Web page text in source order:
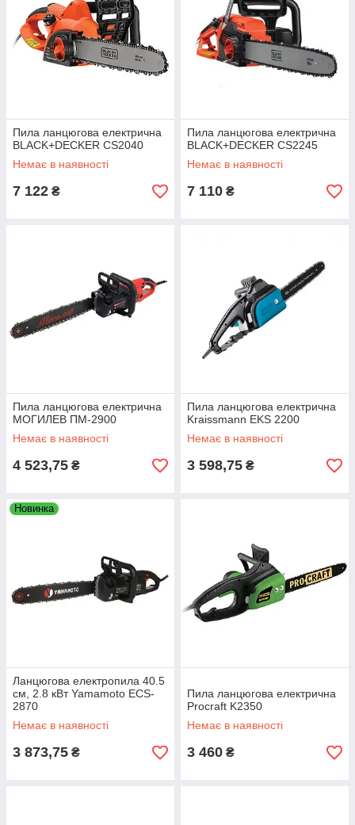
Пила ланцюгова електрична
BLACK+DECKER CS2040
Немає в наявності
7 122 ₴
Пила ланцюгова електрична
BLACK+DECKER CS2245
Немає в наявності
7 110 ₴
Пила ланцюгова електрична
МОГИЛЕВ ПМ-2900
Немає в наявності
4 523,75 ₴
Пила ланцюгова електрична
Kraissmann EKS 2200
Немає в наявності
3 598,75 ₴
Новинка
Ланцюгова електропила 40.5
см, 2.8 кВт Yamamoto ECS-
2870
Немає в наявності
3 873,75 ₴
Пила ланцюгова електрична
Procraft K2350
Немає в наявності
3 460 ₴